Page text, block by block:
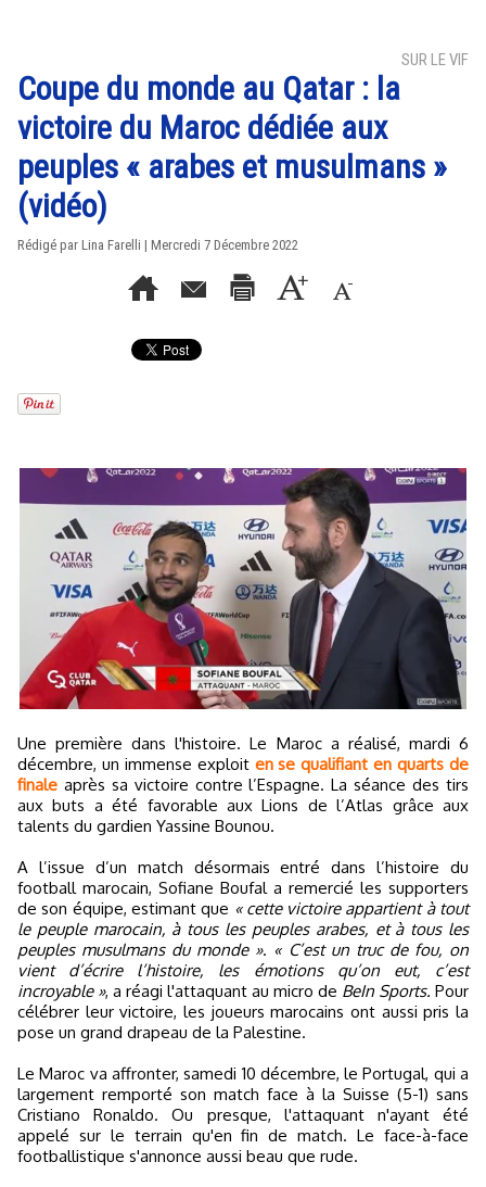
SUR LE VIF
Coupe du monde au Qatar : la
victoire du Maroc dédiée aux
peuples « arabes et musulmans »
(vidéo)
Rédigé par Lina Farelli | Mercredi 7 Décembre 2022
Une première dans l'histoire. Le Maroc a réalisé, mardi 6
décembre, un immense exploit en se qualifiant en quarts de
finale après sa victoire contre l’Espagne. La séance des tirs
aux buts a été favorable aux Lions de l’Atlas grâce aux
talents du gardien Yassine Bounou.
A l’issue d’un match désormais entré dans l’histoire du
football marocain, Sofiane Boufal a remercié les supporters
de son équipe, estimant que « cette victoire appartient à tout
le peuple marocain, à tous les peuples arabes, et à tous les
peuples musulmans du monde ». « C’est un truc de fou, on
vient d’écrire l’histoire, les émotions qu’on eut, c’est
incroyable », a réagi l'attaquant au micro de BeIn Sports. Pour
célébrer leur victoire, les joueurs marocains ont aussi pris la
pose un grand drapeau de la Palestine.
Le Maroc va affronter, samedi 10 décembre, le Portugal, qui a
largement remporté son match face à la Suisse (5-1) sans
Cristiano Ronaldo. Ou presque, l'attaquant n'ayant été
appelé sur le terrain qu'en fin de match. Le face-à-face
footballistique s'annonce aussi beau que rude.